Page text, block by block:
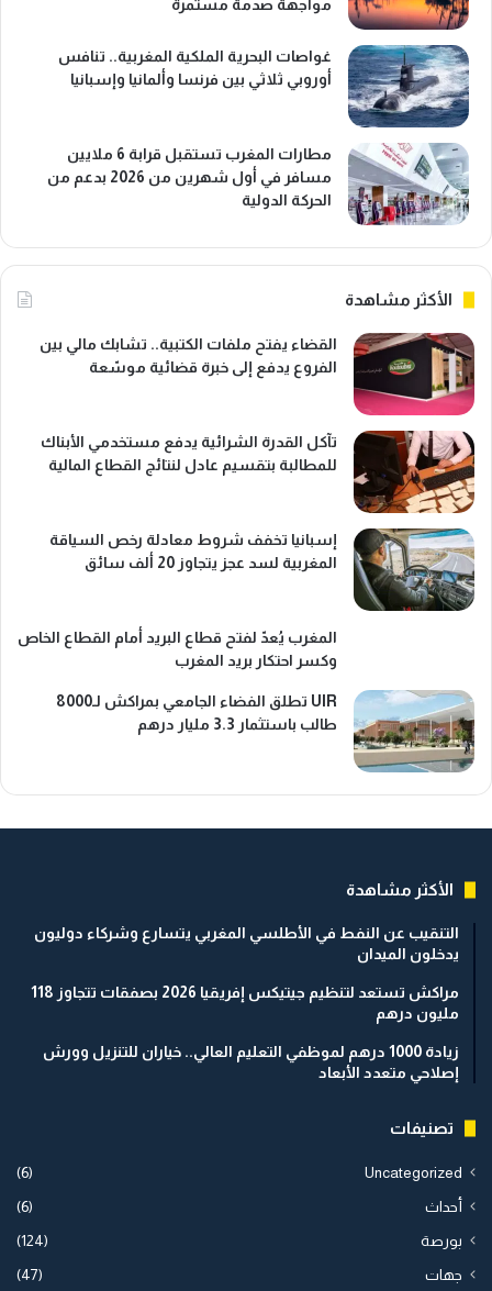
مواجهة صدمة مستمرة
غواصات البحرية الملكية المغربية.. تنافس
أوروبي ثلاثي بين فرنسا وألمانيا وإسبانيا
مطارات المغرب تستقبل قرابة 6 ملايين
مسافر في أول شهرين من 2026 بدعم من
الحركة الدولية
الأكثر مشاهدة
القضاء يفتح ملفات الكتبية.. تشابك مالي بين
الفروع يدفع إلى خبرة قضائية موسّعة
تآكل القدرة الشرائية يدفع مستخدمي الأبناك
للمطالبة بتقسيم عادل لنتائج القطاع المالية
إسبانيا تخفف شروط معادلة رخص السياقة
المغربية لسد عجز يتجاوز 20 ألف سائق
المغرب يُعدّ لفتح قطاع البريد أمام القطاع الخاص
وكسر احتكار بريد المغرب
UIR تطلق الفضاء الجامعي بمراكش لـ8000
طالب باستثمار 3.3 مليار درهم
الأكثر مشاهدة
التنقيب عن النفط في الأطلسي المغربي يتسارع وشركاء دوليون
يدخلون الميدان
مراكش تستعد لتنظيم جيتيكس إفريقيا 2026 بصفقات تتجاوز 118
مليون درهم
زيادة 1000 درهم لموظفي التعليم العالي.. خياران للتنزيل وورش
إصلاحي متعدد الأبعاد
تصنيفات
Uncategorized
(6)
أحداث (6)
بورصة (124)
جهات (47)